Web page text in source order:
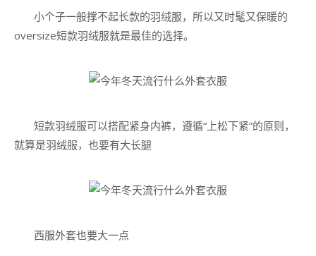
小个子一般撑不起长款的羽绒服，所以又时髦又保暖的
oversize短款羽绒服就是最佳的选择。
短款羽绒服可以搭配紧身内裤，遵循“上松下紧”的原则，
就算是羽绒服，也要有大长腿
西服外套也要大一点